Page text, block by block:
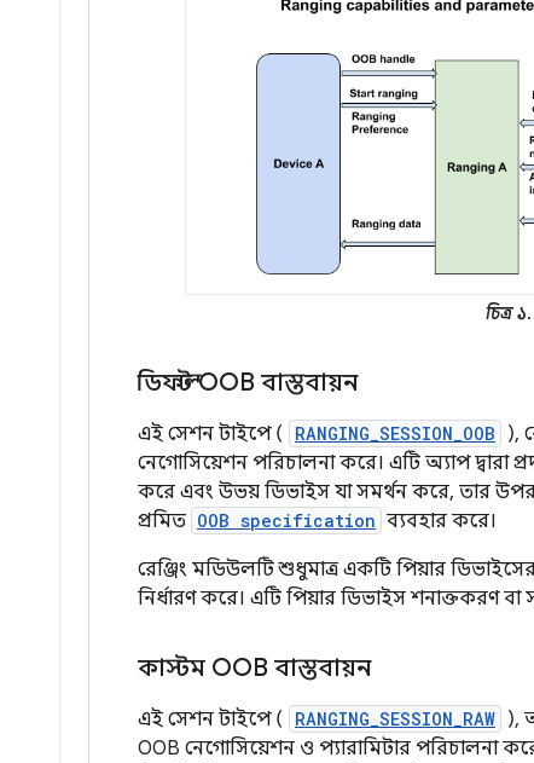
চিত্র ১.
ডিফল্ট OOB বাস্তবায়ন
এই সেশন টাইপে ( RANGING_SESSION_OOB
),
নেগোসিয়েশন পরিচালনা করে। এটি অ্যাপ দ্বারা
করে এবং উভয় ডিভাইস যা সমর্থন করে, তার উপর
প্রমিত OOB specification ব্যবহার করে।
রেঞ্জিং মডিউলটি শুধুমাত্র একটি পিয়ার
নির্ধারণ করে। এটি পিয়ার ডিভাইস শনাক্তকরণ
কাস্টম OOB বাস্তবায়ন
এই সেশন টাইপে ( RANGING_SESSION_RAW ),
OOB নেগোসিয়েশন ও প্যারামিটার পরিচালনা